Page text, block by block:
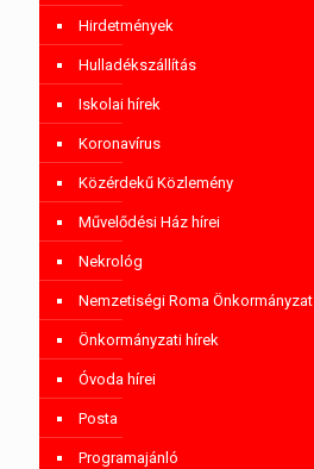
Hirdetmények
Hulladékszállítás
Iskolai hírek
Koronavírus
Közérdekű Közlemény
Művelődési Ház hírei
Nekrológ
Nemzetiségi Roma Önkormányzat
Önkormányzati hírek
Óvoda hírei
Posta
Programajánló